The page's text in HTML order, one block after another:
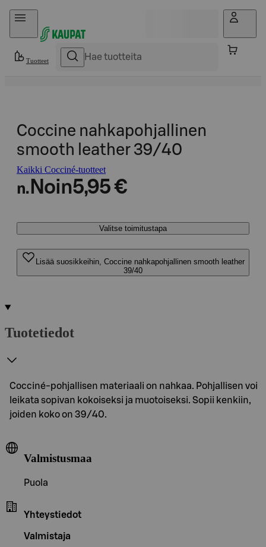
Hyppää sisältöön
Tuotteet
Coccine nahkapohjallinen
smooth leather 39/40
Kaikki Cocciné-tuotteet
n. Noin5,95 €
Valitse toimitustapa
Lisää suosikkeihin, Coccine nahkapohjallinen smooth leather
39/40
Tuotetiedot
Cocciné-pohjallisen materiaali on nahkaa. Pohjallisen voi
leikata sopivan kokoiseksi ja muotoiseksi. Sopii kenkiin,
joiden koko on 39/40.
Valmistusmaa
Puola
Yhteystiedot
Valmistaja